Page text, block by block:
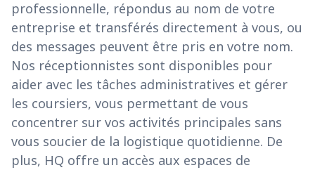
professionnelle, répondus au nom de votre
entreprise et transférés directement à vous, ou
des messages peuvent être pris en votre nom.
Nos réceptionnistes sont disponibles pour
aider avec les tâches administratives et gérer
les coursiers, vous permettant de vous
concentrer sur vos activités principales sans
vous soucier de la logistique quotidienne. De
plus, HQ offre un accès aux espaces de